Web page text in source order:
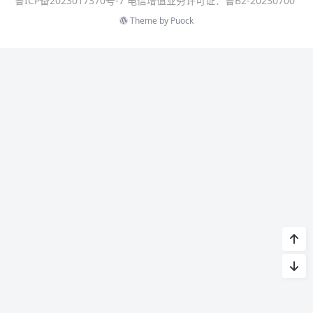
Theme by Puock